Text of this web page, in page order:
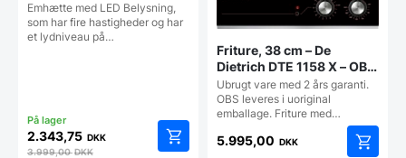
Emhætte med LED Belysning,
som har fire hastigheder og har
et lydniveau på…
2.343,75 DKK
3.999,00DKK
Friture, 38 cm – De
Dietrich DTE 1158 X – OBS:
1 stk. haves til denne pris
Ubrugt vare med 2 års garanti.
OBS leveres i uoriginal
emballage. Friture med…
5.995,00 DKK